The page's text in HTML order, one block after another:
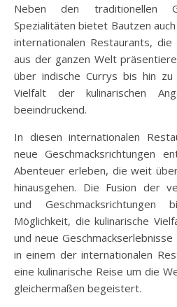
Neben den traditionellen
Spezialitäten bietet Bautzen
internationalen Restaurants, die
aus der ganzen Welt
über indische Currys bis hin zu
Vielfalt der kulinarischen
beeindruckend.
In diesen internationalen
neue Geschmacksrichtungen
Abenteuer erleben, die weit
hinausgehen. Die Fusion der
und Geschmacksrichtungen
Möglichkeit, die kulinarische
und neue
in einem der internationalen
eine kulinarische Reise um die
gleichermaßen begeistert.